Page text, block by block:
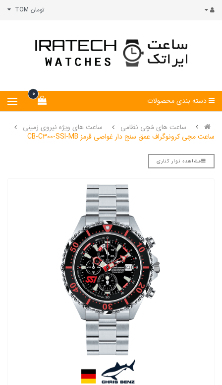
تومان TOM
0
دسته بندی محصولات
ساعت های مُچی نظامی
ساعت های ویژه نیروی زمینی
ساعت مچی کرونوگراف عمق سنج دار غواصی قرمز CB-C300-SSI-MB
مشاهده نوار کناری